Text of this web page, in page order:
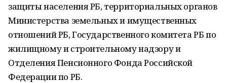
защиты населения РБ, территориальных органов
Министерства земельных и имущественных
отношений РБ, Государственного комитета РБ по
жилищному и строительному надзору и
Отделения Пенсионного Фонда Российской
Федерации по РБ.